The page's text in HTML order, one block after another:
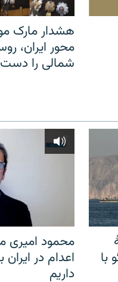
هشدار مارک
محور ایران،
شمالی را
با
محمود امیری
اعدام در
داریم